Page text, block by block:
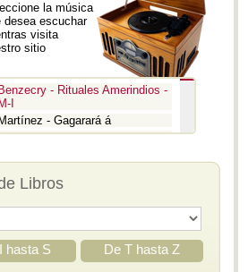
la música
desea escuchar
visita
sitio
Benzecry - Rituales Amerindios -
M-I
Martínez - Gagarará á
- Pedro y el lobo
- Romeo y Julieta -
Suite 3
- Iván el Terrible
Libros
hasta S De T hasta Z